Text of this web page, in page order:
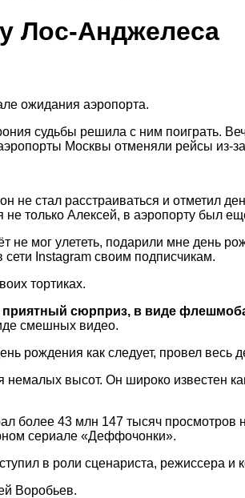
Лос-Анджелеса
ожидания аэропорта.
судьбы решила с ним поиграть.
Москвы отменяли рейсы из-за
не стал расстраиваться и отметил
только Алексей, в аэропорту был
мог улететь, подарили мне день
Instagram своим подписчикам.
тортиках.
приятный сюрприз, в виде
смешных видео.
рождения как следует, провел весь
высот. Он широко известен
более 43 млн 147 тысяч просмотров
сериале «Деффочонки».
в роли сценариста, режиссера и
Воробьев.